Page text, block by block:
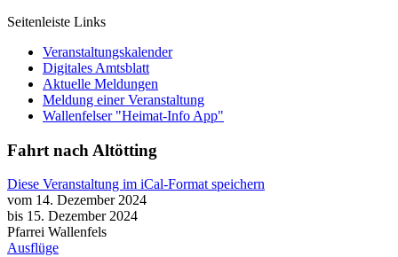
Seitenleiste Links
Veranstaltungskalender
Digitales Amtsblatt
Aktuelle Meldungen
Meldung einer Veranstaltung
Wallenfelser "Heimat-Info App"
Fahrt nach Altötting
Diese Veranstaltung im iCal-Format speichern
vom 14. Dezember 2024
bis 15. Dezember 2024
Pfarrei Wallenfels
Ausflüge